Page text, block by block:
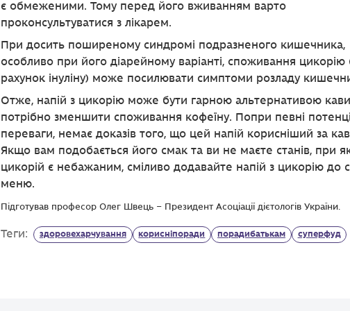
є обмеженими. Тому перед його вживанням варто
проконсультуватися з лікарем.
При досить поширеному синдромі подразненого кишечника,
особливо при його діарейному варіанті, споживання цикорію
рахунок інуліну) може посилювати симптоми розладу
Отже, напій з цикорію може бути гарною альтернативою
потрібно зменшити споживання кофеїну. Попри певні
переваги, немає доказів того, що цей напій корисніший за
Якщо вам подобається його смак та ви не маєте станів, при
цикорій є небажаним, сміливо додавайте напій з цикорію до
меню.
Підготував професор Олег Швець – Президент Асоціації дієтологів України.
Теги: здоровехарчування корисніпоради порадибатькам суперфуд